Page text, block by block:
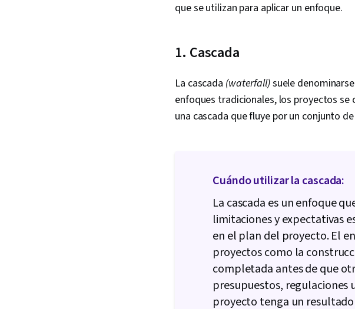
que se utilizan para aplicar un enfoque.
1. Cascada
La cascada (waterfall)suele
enfoques tradicionales, los proyectos
una cascada que fluye por un conjunto
Cuándo utilizar la cascada:
La cascada es un enfoque
limitaciones y expectativas
en el plan del proyecto. El
proyectos como la
completada antes de que
presupuestos, regulaciones
proyecto tenga un